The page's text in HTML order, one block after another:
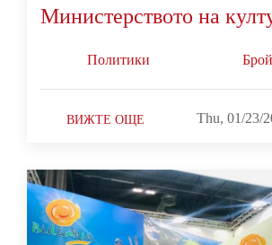
Министерството на
Политики
ВИЖТЕ ОЩЕ Thu, 01/23/